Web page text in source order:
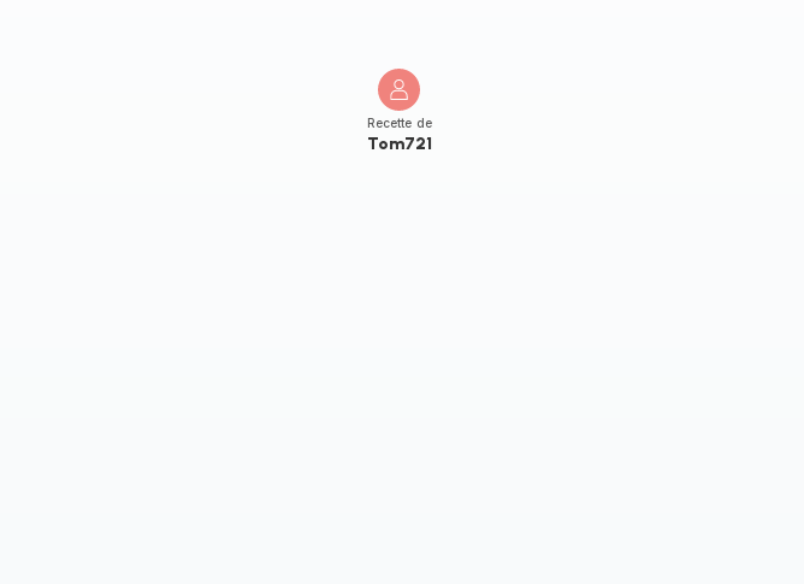
Recette de
Tom721